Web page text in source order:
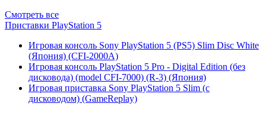
Смотреть все
Приставки PlayStation 5
Игровая консоль Sony PlayStation 5 (PS5) Slim Disc White
(Япония) (CFI-2000A)
Игровая консоль PlayStation 5 Pro - Digital Edition (без
дисковода) (model CFI-7000) (R-3) (Япония)
Игровая приставка Sony PlayStation 5 Slim (с
дисководом) (GameReplay)